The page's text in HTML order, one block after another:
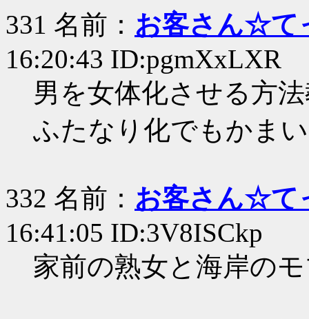
331 名前： お客さん☆て
16:20:43 ID:pgmXxLXR
男を女体化させる方
ふたなり化でもかま
332 名前： お客さん☆て
16:41:05 ID:3V8ISCkp
家前の熟女と海岸の